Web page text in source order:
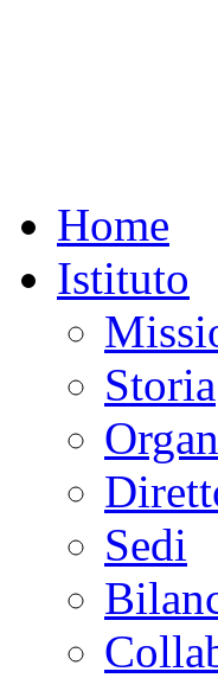
Home
Istituto
Storia
Sedi